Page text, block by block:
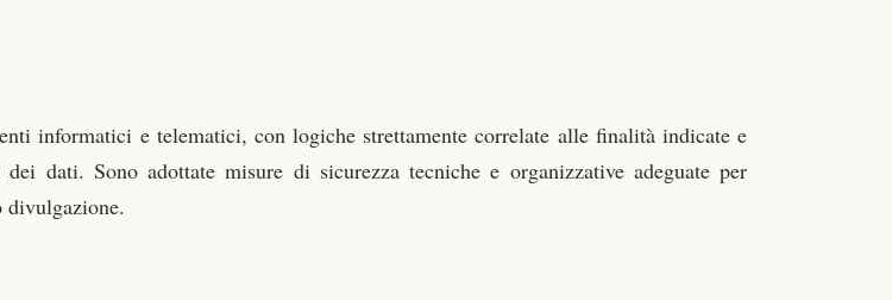
informatici e telematici, con logiche strettamente correlate alle finalità indicate e
dati. Sono adottate misure di sicurezza tecniche e organizzative adeguate per
divulgazione.